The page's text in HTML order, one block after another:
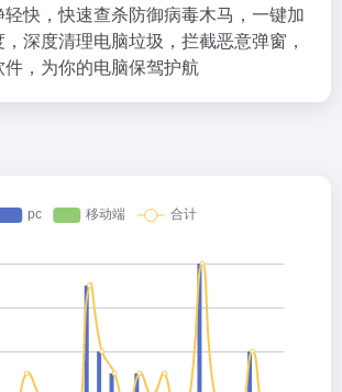
快，快速查杀防御病毒木马，一键加
深度清理电脑垃圾，拦截恶意弹窗，
，为你的电脑保驾护航